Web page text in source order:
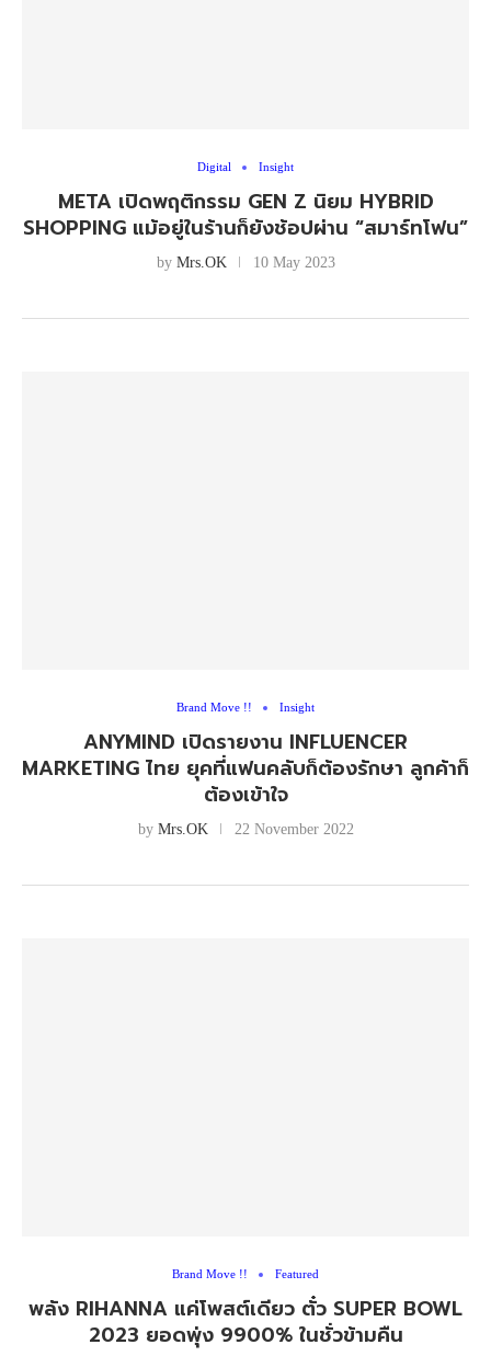
Digital Insight
META เปิดพฤติกรรม GEN Z นิยม HYBRID
SHOPPING แม้อยู่ในร้านก็ยังช้อปผ่าน “สมาร์ทโฟน”
by Mrs.OK 10 May 2023
Brand Move !! Insight
ANYMIND เปิดรายงาน INFLUENCER
MARKETING ไทย ยุคที่แฟนคลับก็ต้องรักษา ลูกค้าก็
ต้องเข้าใจ
by Mrs.OK 22 November 2022
Brand Move !! Featured
พลัง RIHANNA แค่โพสต์เดียว ตั๋ว SUPER BOWL
2023 ยอดพุ่ง 9900% ในชั่วข้ามคืน